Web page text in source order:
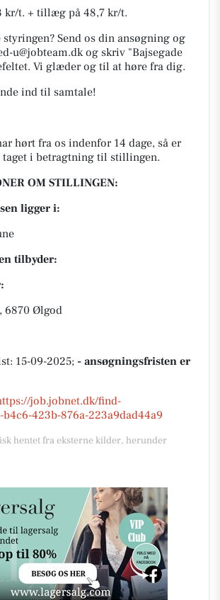
kr/t. + tillæg på 48,7 kr/t.
Send os din ansøgning og
u@jobteam.dkog skriv "Bajsegade
Vi glæder og til at høre fra dig.
ind til samtale!
hørt fra os indenfor 14 dage, så er
taget i betragtning til stillingen.
OM STILLINGEN:
ligger i:
tilbyder:
6870 Ølgod
15-09-2025; - ansøgningsfristen er
job.jobnet.dk/find-
423b-876a-223a9dad44a9
hentet fra eksterne kilder, herunder